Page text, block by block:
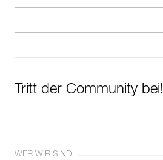
Tritt der Community bei!
WER WIR SIND